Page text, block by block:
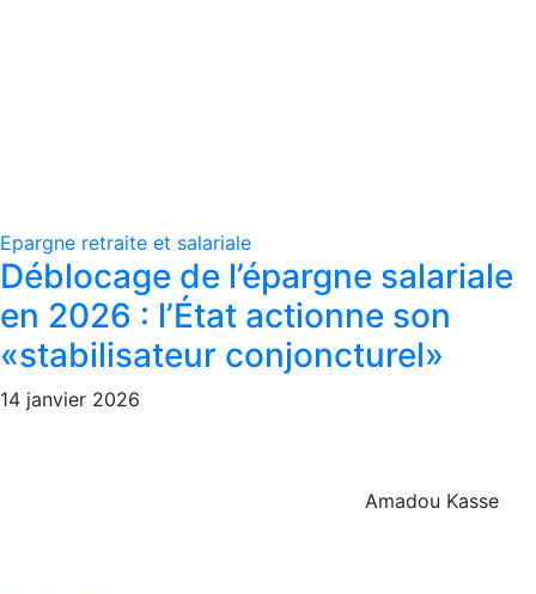
Epargne retraite et salariale
Déblocage de l’épargne salariale
en 2026 : l’État actionne son
«stabilisateur conjoncturel»
14 janvier 2026
Amadou Kasse